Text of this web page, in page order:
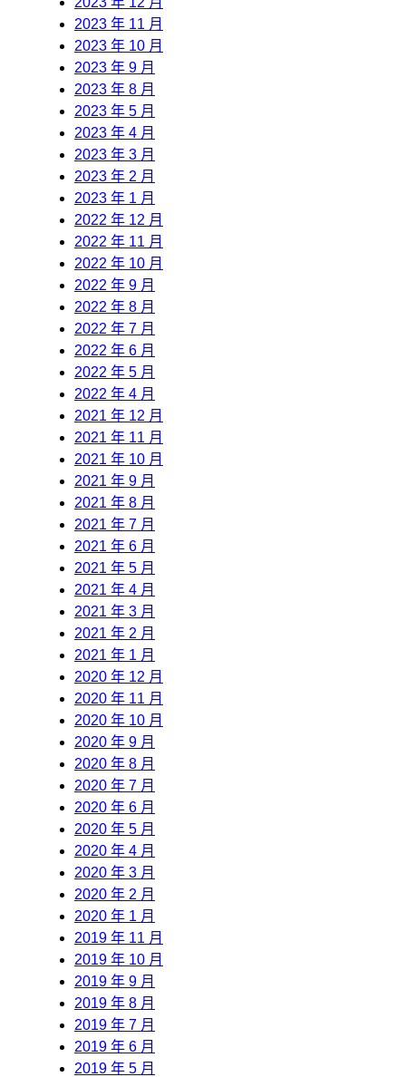
2023 年 11 月
2023 年 10 月
2023 年 9 月
2023 年 8 月
2023 年 5 月
2023 年 4 月
2023 年 3 月
2023 年 2 月
2023 年 1 月
2022 年 12 月
2022 年 11 月
2022 年 10 月
2022 年 9 月
2022 年 8 月
2022 年 7 月
2022 年 6 月
2022 年 5 月
2022 年 4 月
2021 年 12 月
2021 年 11 月
2021 年 10 月
2021 年 9 月
2021 年 8 月
2021 年 7 月
2021 年 6 月
2021 年 5 月
2021 年 4 月
2021 年 3 月
2021 年 2 月
2021 年 1 月
2020 年 12 月
2020 年 11 月
2020 年 10 月
2020 年 9 月
2020 年 8 月
2020 年 7 月
2020 年 6 月
2020 年 5 月
2020 年 4 月
2020 年 3 月
2020 年 2 月
2020 年 1 月
2019 年 11 月
2019 年 10 月
2019 年 9 月
2019 年 8 月
2019 年 7 月
2019 年 6 月
2019 年 5 月